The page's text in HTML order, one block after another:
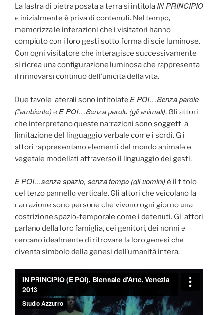
La lastra di pietra posata a terra si intitolaIN PRINCIPIO
e inizialmente è priva di contenuti. Nel tempo,
memorizza le interazioni che i visitatori hanno
compiuto con i loro gesti sotto forma di scie luminose.
Con ogni visitatore che interagisce successivamente
si ricrea una configurazione luminosa che rappresenta
il rinnovarsi continuo dell’unicità della vita.
Due tavole laterali sono intitolate E POI…Senza parole
(l’ambiente) e E POI…Senza parole (gli animali). Gli attori
che interpretano queste narrazioni sono soggetti a
limitazione del linguaggio verbale come i sordi. Gli
attori rappresentano elementi del mondo animale e
vegetale modellati attraverso il linguaggio dei gesti.
E POI…senza spazio, senza tempo (gli uomini) è il titolo
del terzo pannello verticale. Gli attori che veicolano la
narrazione sono persone che vivono ogni giorno una
costrizione spazio-temporale come i detenuti. Gli attori
parlano della loro famiglia, dei genitori, dei nonni e
cercano idealmente di ritrovare la loro genesi che
diventa simbolo della genesi dell’umanità intera.